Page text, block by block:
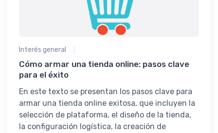
Interés general
Cómo armar una tienda online: pasos clave
para el éxito
En este texto se presentan los pasos clave para
armar una tienda online exitosa, que incluyen la
selección de plataforma, el diseño de la tienda,
la configuración logística, la creación de